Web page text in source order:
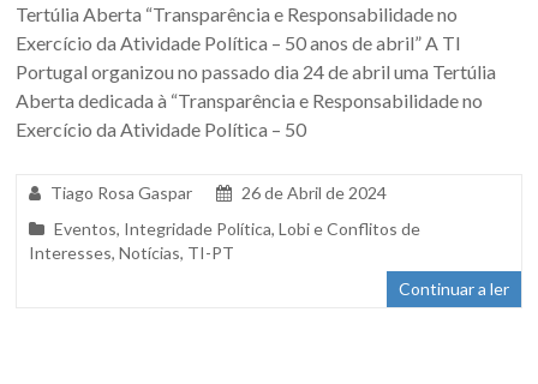
Tertúlia Aberta “Transparência e Responsabilidade no
Exercício da Atividade Política – 50 anos de abril” A TI
Portugal organizou no passado dia 24 de abril uma Tertúlia
Aberta dedicada à “Transparência e Responsabilidade no
Exercício da Atividade Política – 50
Tiago Rosa Gaspar
26 de Abril de 2024
Eventos, Integridade Política,Lobi e Conflitos de
Interesses,Notícias, TI-PT
Continuar a ler